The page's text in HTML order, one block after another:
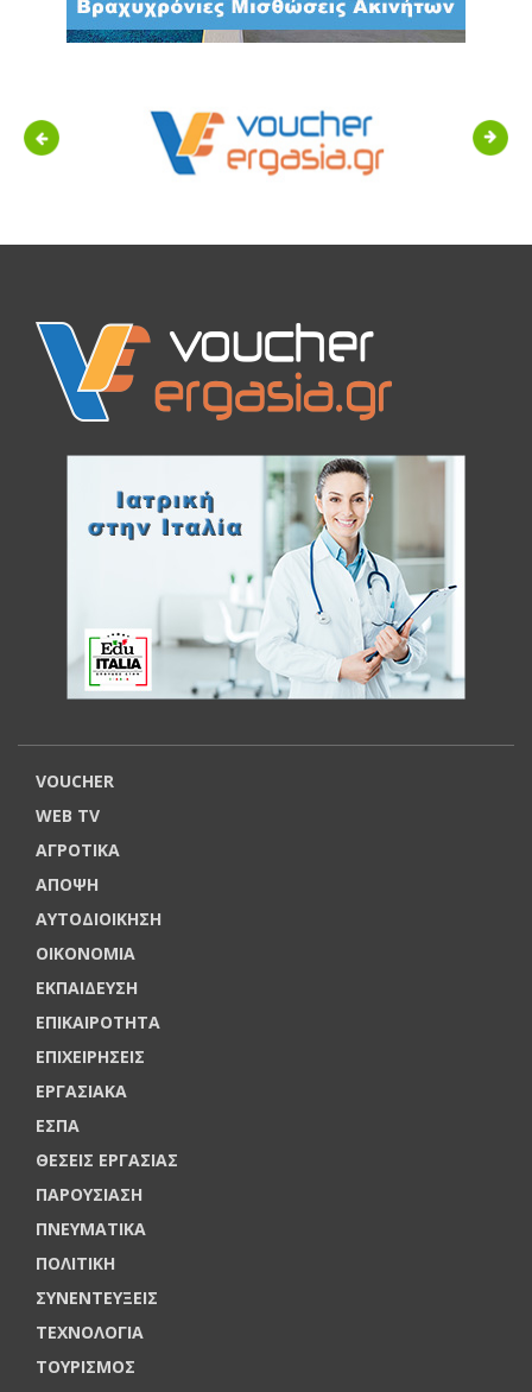
Previous Next
VOUCHER
WEB TV
ΑΓΡΟΤΙΚΑ
ΑΠΟΨΗ
ΑΥΤΟΔΙΟΙΚΗΣΗ
ΟΙΚΟΝΟΜΙΑ
ΕΚΠΑΙΔΕΥΣΗ
ΕΠΙΚΑΙΡΟΤΗΤΑ
ΕΠΙΧΕΙΡΗΣΕΙΣ
ΕΡΓΑΣΙΑΚΑ
ΕΣΠΑ
ΘΕΣΕΙΣ ΕΡΓΑΣΙΑΣ
ΠΑΡΟΥΣΙΑΣΗ
ΠΝΕΥΜΑΤΙΚΑ
ΠΟΛΙΤΙΚΗ
ΣΥΝΕΝΤΕΥΞΕΙΣ
ΤΕΧΝΟΛΟΓΙΑ
ΤΟΥΡΙΣΜΟΣ